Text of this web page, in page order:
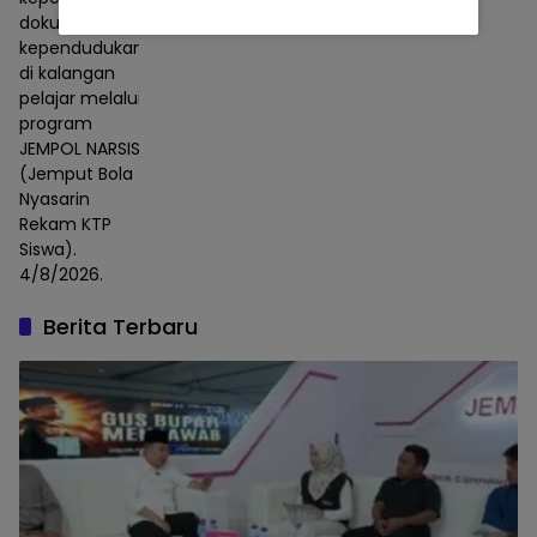
dokumen
kependudukan
di kalangan
pelajar melalui
program
JEMPOL NARSIS
(Jemput Bola
Nyasarin
Rekam KTP
Siswa).
4/8/2026.
Berita Terbaru